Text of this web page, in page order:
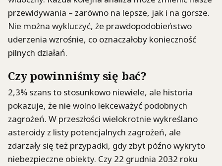
przewidywania – zarówno na lepsze, jak i na gorsze.
Nie można wykluczyć, że prawdopodobieństwo
uderzenia wzrośnie, co oznaczałoby konieczność
pilnych działań.
Czy powinniśmy się bać?
2,3% szans to stosunkowo niewiele, ale historia
pokazuje, że nie wolno lekceważyć podobnych
zagrożeń. W przeszłości wielokrotnie wykreślano
asteroidy z listy potencjalnych zagrożeń, ale
zdarzały się też przypadki, gdy zbyt późno wykryto
niebezpieczne obiekty. Czy 22 grudnia 2032 roku